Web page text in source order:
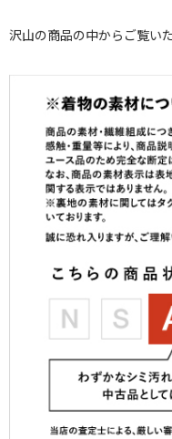
沢山の商品の中からご覧い